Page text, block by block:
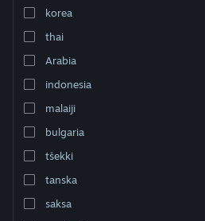
Hanki Steam-mobiilisovellus
Näytä työpöytäsivusto
korea
thai
Arabia
indonesia
malaiji
bulgaria
tšekki
tanska
saksa